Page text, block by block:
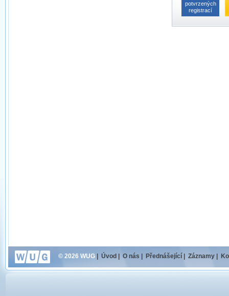
potvrzených
registrací
© 2026 WUG Úvod O nás Přednášející Záznamy